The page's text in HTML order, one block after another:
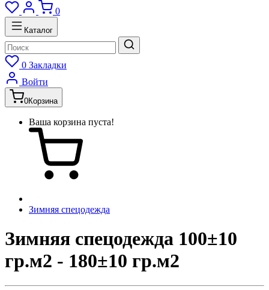
0
Каталог
0 Закладки
Войти
0Корзина
Ваша корзина пуста!
Зимняя спецодежда
Зимняя спецодежда 100±10
гр.м2 - 180±10 гр.м2